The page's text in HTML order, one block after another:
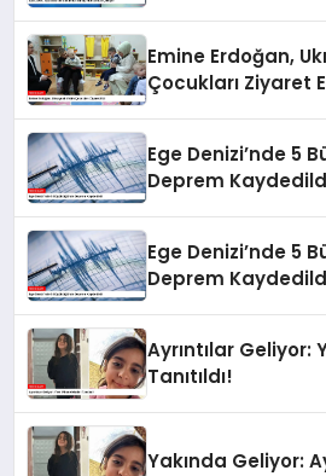
Emine Erdoğan,
Çocukları Ziyaret
Ege Denizi’nde 5
Deprem
Ege Denizi’nde 5
Deprem
Ayrıntılar Geliyor:
Tanıtıldı!
Yakında Geliyor: